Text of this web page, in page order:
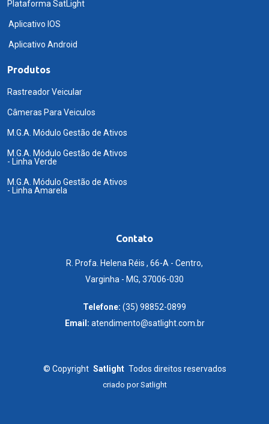
Plataforma SatLight
Aplicativo IOS
Aplicativo Android
Produtos
Rastreador Veicular
Câmeras Para Veiculos
M.G.A. Módulo Gestão de Ativos
M.G.A. Módulo Gestão de Ativos
- Linha Verde
M.G.A. Módulo Gestão de Ativos
- Linha Amarela
Contato
R. Profa. Helena Réis , 66-A - Centro,
Varginha - MG, 37006-030
Telefone: (35) 98852-0899
Email: atendimento@satlight.com.br
© Copyright Satlight Todos direitos reservados
criado porSatlight